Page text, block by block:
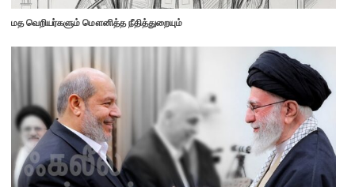
மத வெறியர்களும் மௌனித்த நீதித்துறையும்